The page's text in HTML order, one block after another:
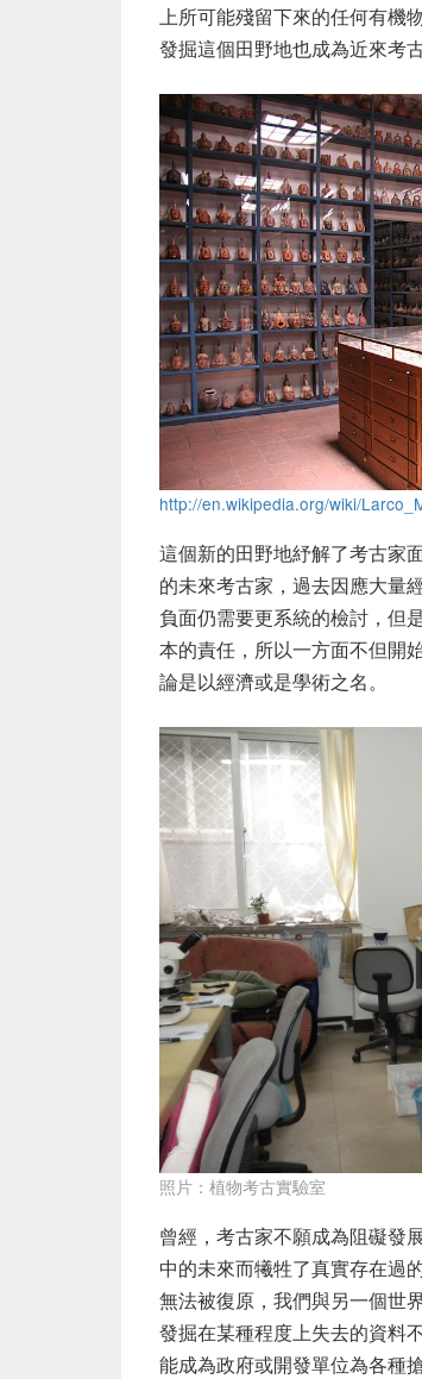
上所可能殘留下來的任何有機
發掘這個田野地也成為近來考
http://en.wikipedia.org/wiki/
這個新的田野地紓解了考古家
的未來考古家，過去因應大量
負面仍需要更系統的檢討，但
本的責任，所以一方面不但開
論是以經濟或是學術之名。
照片：植物考古實驗室
曾經，考古家不願成為阻礙發
中的未來而犧牲了真實存在過
無法被復原，我們與另一個世
發掘在某種程度上失去的資料
能成為政府或開發單位為各種